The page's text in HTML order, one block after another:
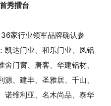
秀擂台
家行业领军品牌确认参
凯达门业、和乐门业、凤铝
门窗、唐客、华建铝材、
、建丰、圣雅居、千山、
诺维利亚、名木尚品、泰华